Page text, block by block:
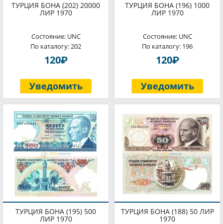
ТУРЦИЯ БОНА (202) 20000
ЛИР 1970
Состояние: UNC
По каталогу: 202
120P
Уведомить
ТУРЦИЯ БОНА (196) 1000
ЛИР 1970
Состояние: UNC
По каталогу: 196
120P
Уведомить
ТУРЦИЯ БОНА (195) 500
ЛИР 1970
ТУРЦИЯ БОНА (188) 50 ЛИР
1970